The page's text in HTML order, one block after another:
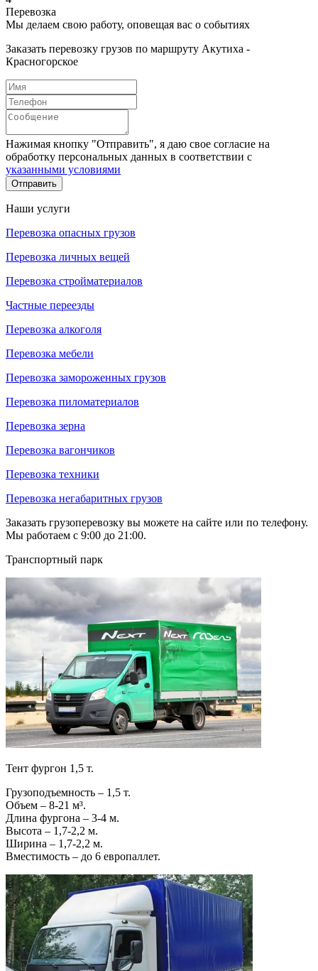
Перевозка
Мы делаем свою работу, оповещая вас о событиях
Заказать перевозку грузов по маршруту Акутиха -
Красногорское
Нажимая кнопку "Отправить", я даю свое согласие на
обработку персональных данных в соответствии с
указанными условиями
Отправить
Наши услуги
Перевозка опасных грузов
Перевозка личных вещей
Перевозка стройматериалов
Частные переезды
Перевозка алкоголя
Перевозка мебели
Перевозка замороженных грузов
Перевозка пиломатериалов
Перевозка зерна
Перевозка вагончиков
Перевозка техники
Перевозка негабаритных грузов
Заказать грузоперевозку вы можете на сайте или по телефону.
Мы работаем с 9:00 до 21:00.
Транспортный парк
Тент фургон 1,5 т.
Грузоподъемность – 1,5 т.
Объем – 8-21 м³.
Длина фургона – 3-4 м.
Высота – 1,7-2,2 м.
Ширина – 1,7-2,2 м.
Вместимость – до 6 европаллет.